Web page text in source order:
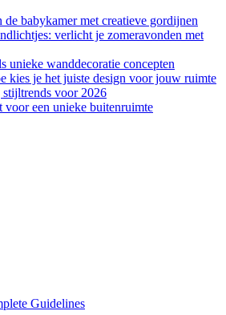
babykamer met creatieve gordijnen
verlicht je zomeravonden met
unieke wanddecoratie concepten
kies je het juiste design voor jouw ruimte
voor 2026
voor een unieke buitenruimte
Guidelines